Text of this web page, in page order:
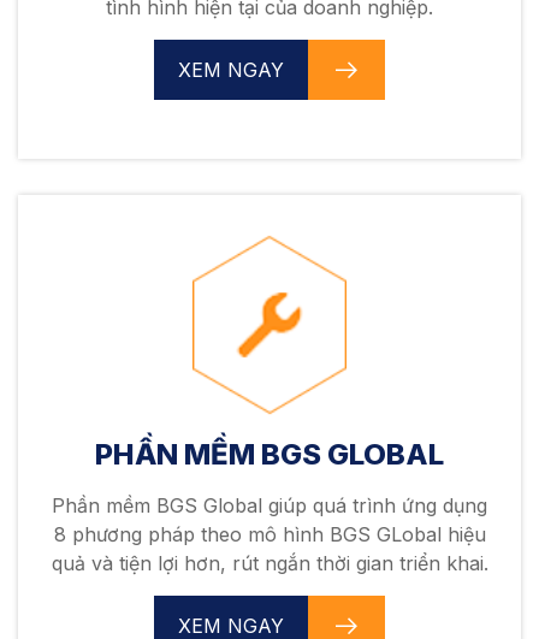
tình hình hiện tại của doanh nghiệp.
XEM NGAY
PHẦN MỀM BGS GLOBAL
Phần mềm BGS Global giúp quá trình ứng dụng
8 phương pháp theo mô hình BGS GLobal hiệu
quả và tiện lợi hơn, rút ngắn thời gian triển khai.
XEM NGAY